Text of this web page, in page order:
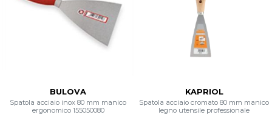
BULOVA
Spatola acciaio inox 80 mm manico
ergonomico 155050080
KAPRIOL
Spatola acciaio cromato 80 mm manico
legno utensile professionale